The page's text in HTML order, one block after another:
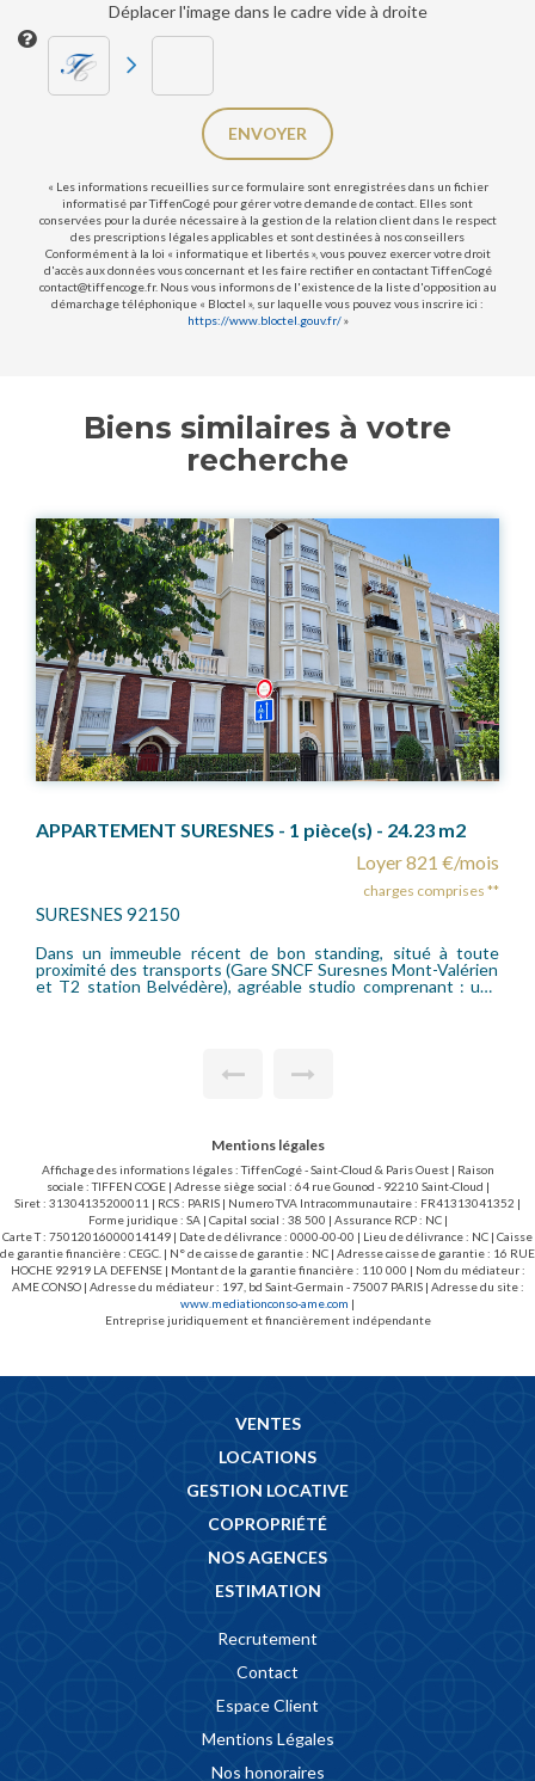
Déplacer l'image dans le cadre vide à droite
ENVOYER
« Les informations recueillies sur ce formulaire sont enregistrées dans un fichier
informatisé par TiffenCogé pour gérer votre demande de contact. Elles sont
conservées pour la durée nécessaire à la gestion de la relation client dans le respect
des prescriptions légales applicables et sont destinées à nos conseillers
Conformément à la loi « informatique et libertés », vous pouvez exercer votre droit
d'accès aux données vous concernant et les faire rectifier en contactant TiffenCogé
contact@tiffencoge.fr. Nous vous informons de l'existence de la liste d'opposition au
démarchage téléphonique « Bloctel », sur laquelle vous pouvez vous inscrire ici :
https://www.bloctel.gouv.fr/»
Biens similaires à votre
recherche
m2
à toute
Valérien
: une
Loyer 1 238
charges
GARCHES 92380
Bel appartement de 47,44 m² Habitables (63.01 m²
situé en plein coeur du centre ville (mairie) et
gare SNCF (accès La Défense/St Lazare).
l'état des lieux d'entrée).
Mentions légales
Affichage des informations légales : TiffenCogé - Saint-Cloud & Paris Ouest | Raison
sociale : TIFFEN COGE | Adresse siège social : 64 rue Gounod - 92210 Saint-Cloud |
Siret : 31304135200011 | RCS : PARIS | Numero TVA Intracommunautaire : FR41313041352 |
Forme juridique : SA | Capital social : 38 500 | Assurance RCP : NC |
Carte T : 75012016000014149 | Date de délivrance : 0000-00-00 | Lieu de délivrance : NC | Caisse
de garantie financière : CEGC. | N° de caisse de garantie : NC | Adresse caisse de garantie : 16 RUE
HOCHE 92919 LA DEFENSE | Montant de la garantie financière : 110 000 | Nom du médiateur :
AME CONSO | Adresse du médiateur : 197, bd Saint-Germain - 75007 PARIS | Adresse du site :
www.mediationconso-ame.com |
Entreprise juridiquement et financièrement indépendante
VENTES
LOCATIONS
GESTION LOCATIVE
COPROPRIÉTÉ
NOS AGENCES
ESTIMATION
Recrutement
Contact
Espace Client
Mentions Légales
Nos honoraires